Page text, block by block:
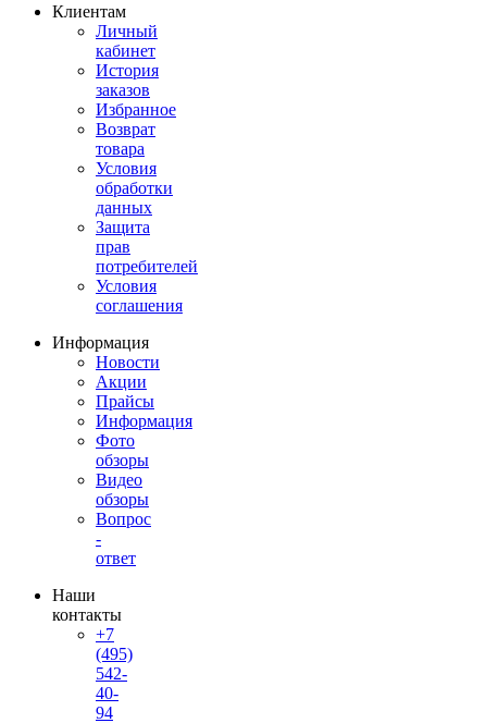
Клиентам
Личный
кабинет
История
заказов
Избранное
Возврат
товара
Условия
обработки
данных
Защита
прав
потребителей
Условия
соглашения
Информация
Новости
Акции
Прайсы
Информация
Фото
обзоры
Видео
обзоры
Вопрос
-
ответ
Наши
контакты
+7
(495)
542-
40-
94